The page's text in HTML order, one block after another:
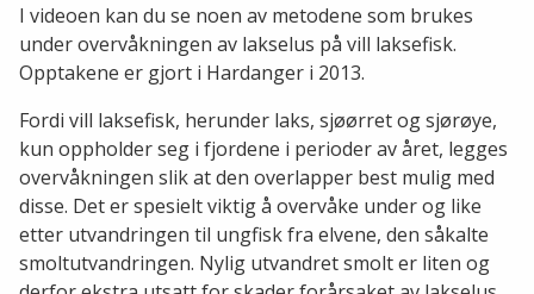
I videoen kan du se noen av metodene som brukes
under overvåkningen av lakselus på vill laksefisk.
Opptakene er gjort i Hardanger i 2013.
Fordi vill laksefisk, herunder laks, sjøørret og sjørøye,
kun oppholder seg i fjordene i perioder av året, legges
overvåkningen slik at den overlapper best mulig med
disse. Det er spesielt viktig å overvåke under og like
etter utvandringen til ungfisk fra elvene, den såkalte
smoltutvandringen. Nylig utvandret smolt er liten og